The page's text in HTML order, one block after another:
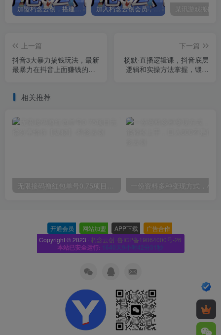
加盟朽念云创，搭建同款项目资源站，实现日入2000+ 加入朽念云创会员，全站资源免费学习。
上一篇
抖音3大暴力搞钱玩法，最新
最暴力在抖音上面赚钱的方
下一篇
杨默·直播逻辑课，抖音底层
逻辑和实操方法掌握，锻炼
相关推荐
无限接码撸红包单号0.75项目无偿分享给你【揭秘】
开通会员 网站加盟 APP下载 广告合作
Copyright © 2023 · 朽念云创· 鲁ICP备19064000号-26
本站已安全运行: 1640天9小时42分32秒